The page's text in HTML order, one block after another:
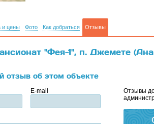
и цены Фото Как добраться Отзывы
"Фея-1", п. Джемете
отзыв об этом объекте
E-mail
Отзывы